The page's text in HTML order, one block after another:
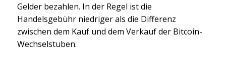
Gelder bezahlen. In der Regel ist die
Handelsgebühr niedriger als die Differenz
zwischen dem Kauf und dem Verkauf der Bitcoin-
Wechselstuben.